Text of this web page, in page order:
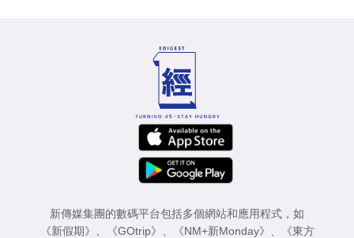
新傳媒集團的數碼平台包括多個網站和應用程式，如
《新假期》
《GOtrip》 《NM+新Monday》
《東方